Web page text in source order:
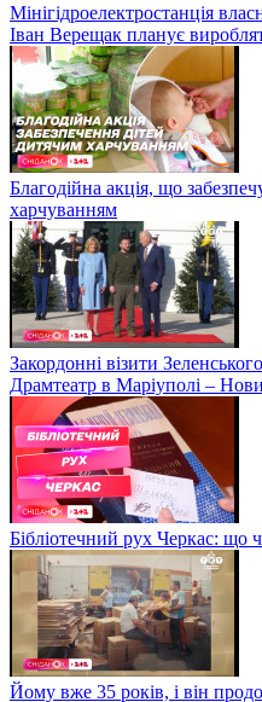
Мінігідроелектростанція
Іван Верещак планує
Благодійна акція, що
харчуванням
Закордонні візити
Драмтеатр в Маріуполі –
Бібліотечний рух Черкас: що
Йому вже 35 років, і він